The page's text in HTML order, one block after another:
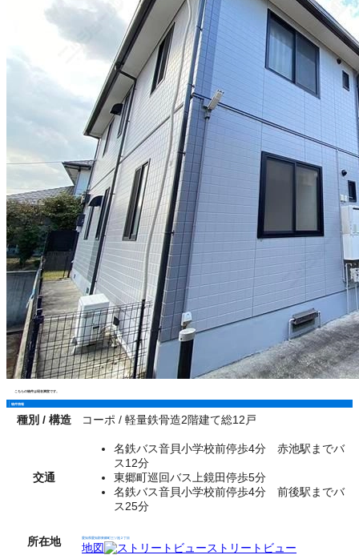
こちらの物件は現在満室です。
物件情報
種別 / 構造 コーポ / 軽量鉄骨造2階建て総12戸
交通
名鉄バス音貝小学校前停歩4分 赤池駅までバ
ス12分
東郷町巡回バス上鏡田停歩5分
名鉄バス音貝小学校前停歩4分 前後駅までバ
ス25分
所在地 愛知県愛知郡東郷町三ツ池２丁目
地図
ストリートビュー